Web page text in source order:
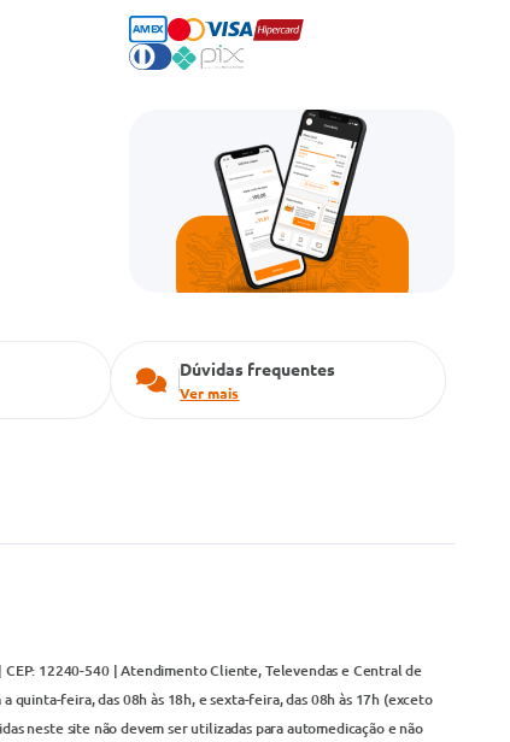
Dúvidas frequentes
Ver mais
CEP: 12240-540 | Atendimento Cliente, Televendas e Central de
feira, das 08h às 18h, e sexta-feira, das 08h às 17h (exceto
neste site não devem ser utilizadas para automedicação e não